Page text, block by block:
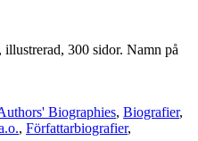
300 sidor. Namn på
Biographies, Biografier,
, Författarbiografier,